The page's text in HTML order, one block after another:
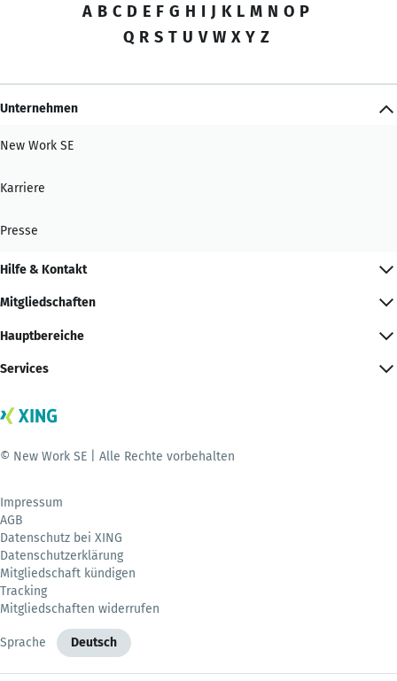
A B C D E F G H I J K L M N O P
Q R S T U V W X Y Z
Unternehmen
New Work SE
Karriere
Presse
Hilfe & Kontakt
Mitgliedschaften
Hauptbereiche
Services
© New Work SE | Alle Rechte vorbehalten
Impressum
AGB
Datenschutz bei XING
Datenschutzerklärung
Mitgliedschaft kündigen
Tracking
Mitgliedschaften widerrufen
Sprache Deutsch